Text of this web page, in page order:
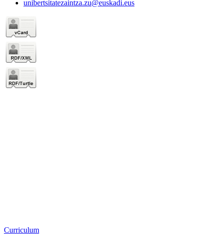
unibertsitatezaintza.zu@euskadi.eus
Curriculum